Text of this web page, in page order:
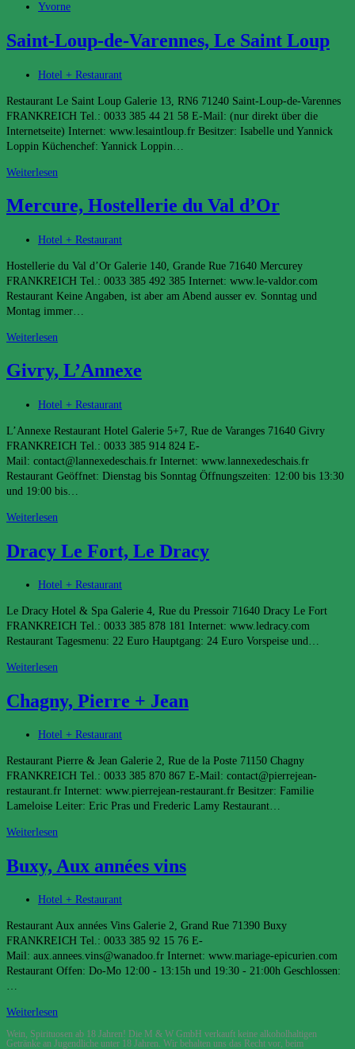
Yvorne
Saint-Loup-de-Varennes, Le Saint Loup
Beitrags-
Hotel + Restaurant
Restaurant Le Saint Loup Galerie 13, RN6 71240 Saint-Loup-de-Varennes
FRANKREICH Tel.: 0033 385 44 21 58 E-Mail: (nur direkt über die
Internetseite) Internet: www.lesaintloup.fr Besitzer: Isabelle und Yannick
Loppin Küchenchef: Yannick Loppin…
Weiterlesen
de-
Varennes,
Saint
Loup
Mercure, Hostellerie du Val d’Or
Beitrags-
Hotel + Restaurant
Hostellerie du Val d’Or Galerie 140, Grande Rue 71640 Mercurey
FRANKREICH Tel.: 0033 385 492 385 Internet: www.le-valdor.com
Restaurant Keine Angaben, ist aber am Abend ausser ev. Sonntag und
Montag immer…
Weiterlesen
du
Val
Givry, L’Annexe
Beitrags-
Hotel + Restaurant
L’Annexe Restaurant Hotel Galerie 5+7, Rue de Varanges 71640 Givry
FRANKREICH Tel.: 0033 385 914 824 E-
Mail: contact@lannexedeschais.fr Internet: www.lannexedeschais.fr
Restaurant Geöffnet: Dienstag bis Sonntag Öffnungszeiten: 12:00 bis 13:30
und 19:00 bis…
Weiterlesen
Dracy Le Fort, Le Dracy
Beitrags-
Hotel + Restaurant
Le Dracy Hotel & Spa Galerie 4, Rue du Pressoir 71640 Dracy Le Fort
FRANKREICH Tel.: 0033 385 878 181 Internet: www.ledracy.com
Restaurant Tagesmenu: 22 Euro Hauptgang: 24 Euro Vorspeise und…
Weiterlesen
Fort,
Le
Chagny, Pierre + Jean
Beitrags-
Hotel + Restaurant
Restaurant Pierre & Jean Galerie 2, Rue de la Poste 71150 Chagny
FRANKREICH Tel.: 0033 385 870 867 E-Mail: contact@pierrejean-
restaurant.fr Internet: www.pierrejean-restaurant.fr Besitzer: Familie
Lameloise Leiter: Eric Pras und Frederic Lamy Restaurant…
Weiterlesen
+
Jean
Buxy, Aux années vins
Beitrags-
Hotel + Restaurant
Restaurant Aux années Vins Galerie 2, Grand Rue 71390 Buxy
FRANKREICH Tel.: 0033 385 92 15 76 E-
Mail: aux.annees.vins@wanadoo.fr Internet: www.mariage-epicurien.com
Restaurant Offen: Do-Mo 12:00 - 13:15h und 19:30 - 21:00h Geschlossen:
…
Weiterlesen
années
Wein, Spirituosen ab 18 Jahren! Die M & W GmbH verkauft keine alkoholhaltigen
Getränke an Jugendliche unter 18 Jahren. Wir behalten uns das Recht vor, beim